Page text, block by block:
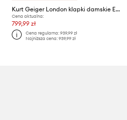
Kurt Geiger London klapki damskie Eagle Cut Out Flat Sling
Cena aktualna:
799,99 zł
Cena regularna:939,99 zł
Najniższa cena:939,99 zł